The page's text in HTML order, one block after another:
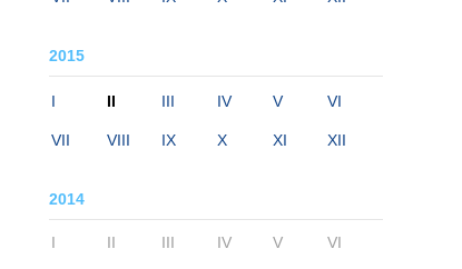
2015
I II III IV V VI
VII VIII IX X XI XII
2014
I II III IV V VI